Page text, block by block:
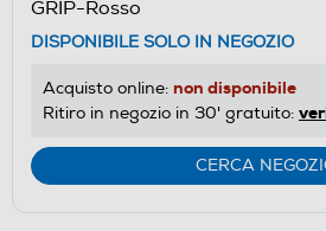
GRIP-Rosso
DISPONIBILE SOLO IN NEGOZIO
Acquisto online: non disponibile
Ritiro in negozio in 30' gratuito:
CERCA